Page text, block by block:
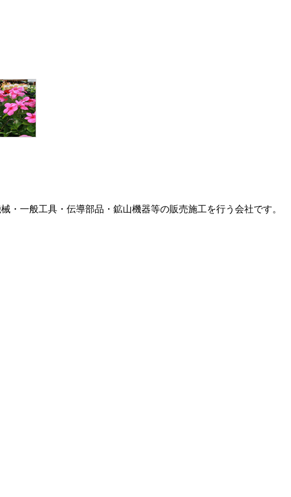
一般工具・伝導部品・鉱山機器等の販売施工を行う会社です。